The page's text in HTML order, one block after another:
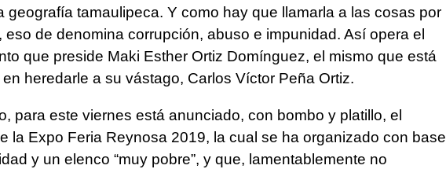
geografía tamaulipeca. Y como hay que llamarla a las cosas por
eso de denomina corrupción, abuso e impunidad. Así opera el
que preside Maki Esther Ortiz Domínguez, el mismo que está
heredarle a su vástago, Carlos Víctor Peña Ortiz.
para este viernes está anunciado, con bombo y platillo, el
la Expo Feria Reynosa 2019, la cual se ha organizado con base
y un elenco “muy pobre”, y que, lamentablemente no